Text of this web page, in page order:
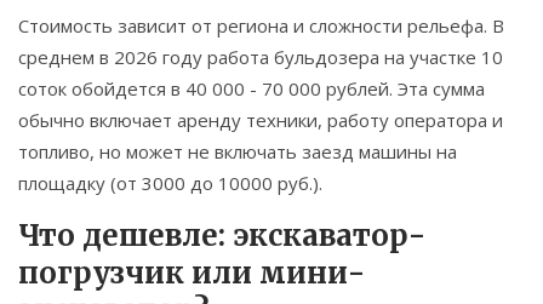
Стоимость зависит от региона и сложности рельефа. В
среднем в 2026 году работа бульдозера на участке 10
соток обойдется в 40 000 - 70 000 рублей. Эта сумма
обычно включает аренду техники, работу оператора и
топливо, но может не включать заезд машины на
площадку (от 3000 до 10000 руб.).
Что дешевле: экскаватор-
погрузчик или мини-